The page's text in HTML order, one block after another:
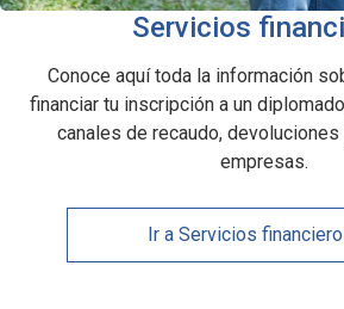
Servicios
Conoce aquí toda la información
financiar tu inscripción a un
canales de recaudo,
empresas.
Ir a Servicios